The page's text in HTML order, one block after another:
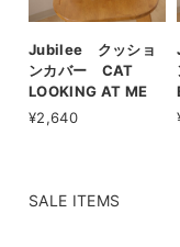
Jubilee クッショ
ンカバー CAT
LOOKING AT ME
¥2,640
SALE ITEMS